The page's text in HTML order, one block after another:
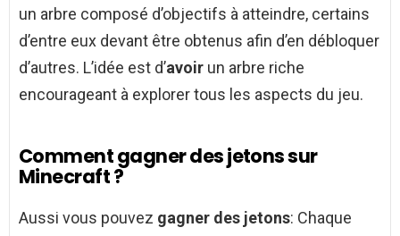
un arbre composé d’objectifs à atteindre, certains
d’entre eux devant être obtenus afin d’en débloquer
d’autres. L’idée est d’avoir un arbre riche
encourageant à explorer tous les aspects du jeu.
Comment gagner des jetons sur
Minecraft ?
Aussi vous pouvez gagner des jetons: Chaque